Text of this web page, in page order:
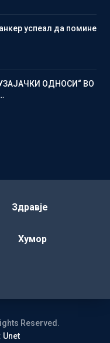
успеал да помине
ОДНОСИ“ ВО
Здравје
Хумор
Reserved.
Unet